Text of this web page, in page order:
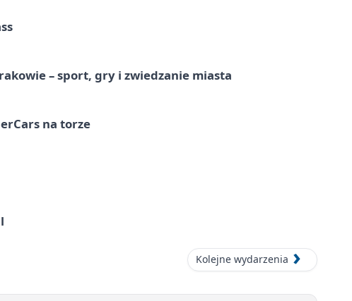
– sport, gry i zwiedzanie miasta
na torze
Kolejne wydarzenia